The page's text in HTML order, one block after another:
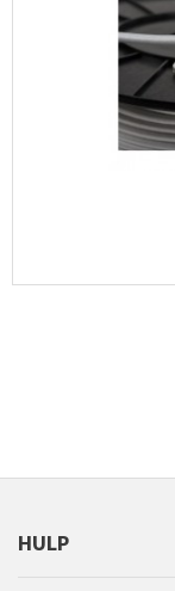
HULP